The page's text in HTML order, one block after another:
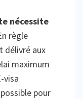
nécessite
règle
délivré aux
maximum
visa
pour